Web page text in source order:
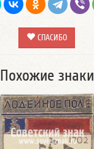
СПАСИБО
Похожие знаки